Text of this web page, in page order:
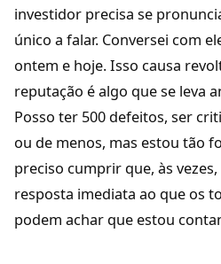
investidor precisa se
único a falar. Conversei com
ontem e hoje. Isso causa
reputação é algo que se leva
Posso ter 500 defeitos, ser
ou de menos, mas estou tão
preciso cumprir que, às
resposta imediata ao que os
podem achar que estou